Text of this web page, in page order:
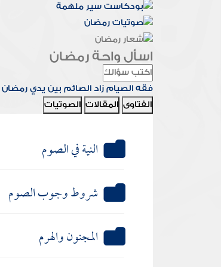
اسأل واحة رمضان
فقه الصيام زاد الصائم بين يدي رمضان
الفتاوى المقالات الصوتيات
النية في الصوم
شروط وجوب الصوم
المجنون والهرم